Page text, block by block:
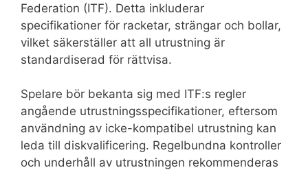
Federation (ITF). Detta inkluderar
specifikationer för racketar, strängar och bollar,
vilket säkerställer att all utrustning är
standardiserad för rättvisa.
Spelare bör bekanta sig med ITF:s regler
angående utrustningsspecifikationer, eftersom
användning av icke-kompatibel utrustning kan
leda till diskvalificering. Regelbundna kontroller
och underhåll av utrustningen rekommenderas